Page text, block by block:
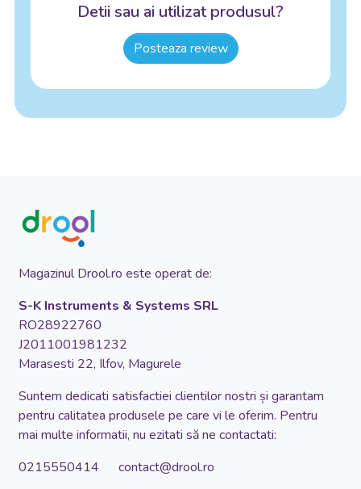
Detii sau ai utilizat produsul?
Posteaza review
Magazinul Drool.ro este operat de:
S-K Instruments & Systems SRL
RO28922760
J2011001981232
Marasesti 22, Ilfov, Magurele
Suntem dedicati satisfactiei clientilor nostri și garantam
pentru calitatea produsele pe care vi le oferim. Pentru
mai multe informatii, nu ezitati să ne contactati:
0215550414 contact@drool.ro